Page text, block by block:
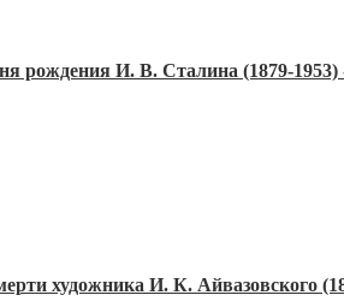
рождения И. В. Сталина (1879-
художника И. К. Айвазовского